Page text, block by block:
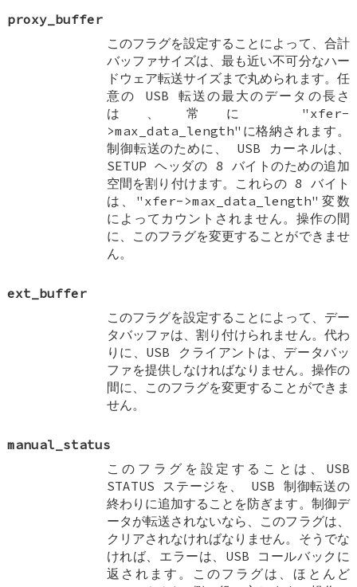
proxy_buffer
このフラグを設定することによって、合計
バッファサイズは、最も近い不可分なハー
ドウェア転送サイズまで丸められます。任
意の USB 転送の最大のデータの長さ
は、常に "xfer-
>max_data_length"に格納されます。
制御転送のために、 USB カーネルは、
SETUP ヘッダの 8 バイトのための追加
空間を割り付けます。これらの 8 バイト
は、"xfer->max_data_length"変数
によってカウントされません。操作の間
に、このフラグを変更することができませ
ん。
ext_buffer
このフラグを設定することによって、デー
タバッファは、割り付けられません。代わ
りに、USB クライアントは、データバッ
ファを提供しなければなりません。操作の
間に、このフラグを変更することができま
せん。
manual_status
このフラグを設定することは、USB
STATUS ステージを、 USB 制御転送の
終わりに追加することを防ぎます。制御デ
ータが転送されないなら、このフラグは、
クリアされなければなりません。そうでな
ければ、エラーは、USB コールバックに
返されます。このフラグは、ほとんど